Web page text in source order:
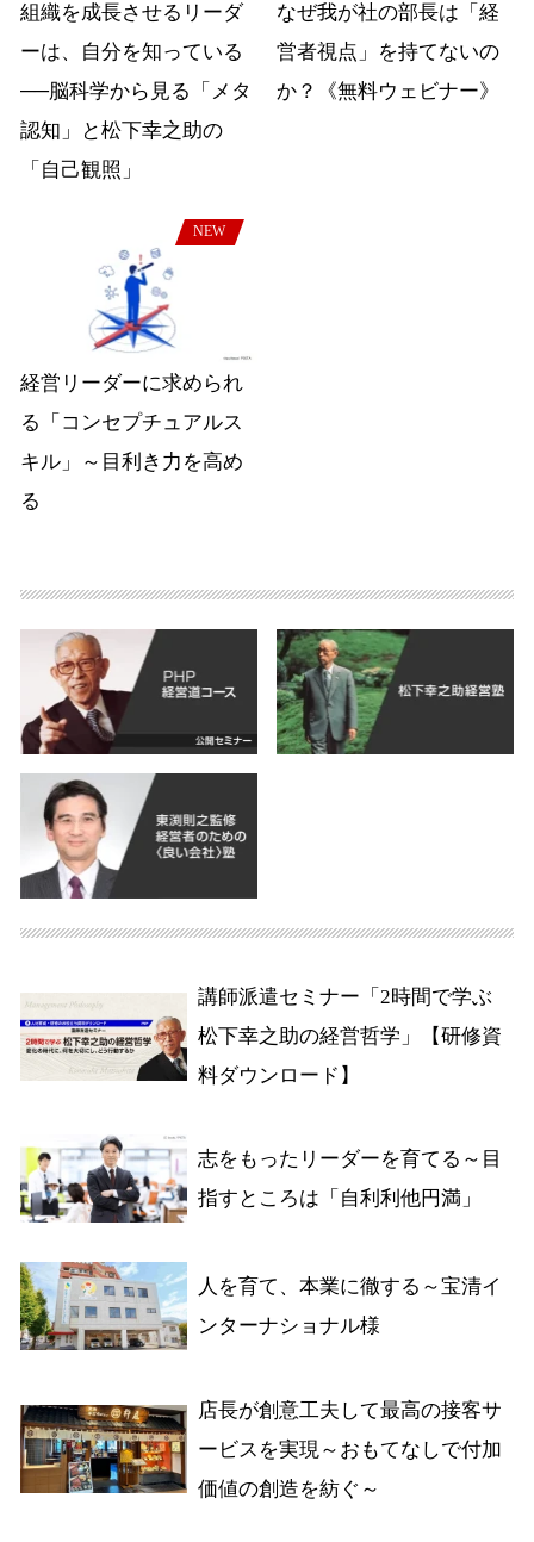
組織を成長させるリーダ
ーは、自分を知っている
──脳科学から見る「メタ
認知」と松下幸之助の
「自己観照」
なぜ我が社の部長は「経
営者視点」を持てないの
か？《無料ウェビナー》
NEW
経営リーダーに求められ
る「コンセプチュアルス
キル」～目利き力を高め
る
講師派遣セミナー「2時間で学ぶ
松下幸之助の経営哲学」【研修資
料ダウンロード】
志をもったリーダーを育てる～目
指すところは「自利利他円満」
人を育て、本業に徹する～宝清イ
ンターナショナル様
店長が創意工夫して最高の接客サ
ービスを実現～おもてなしで付加
価値の創造を紡ぐ～